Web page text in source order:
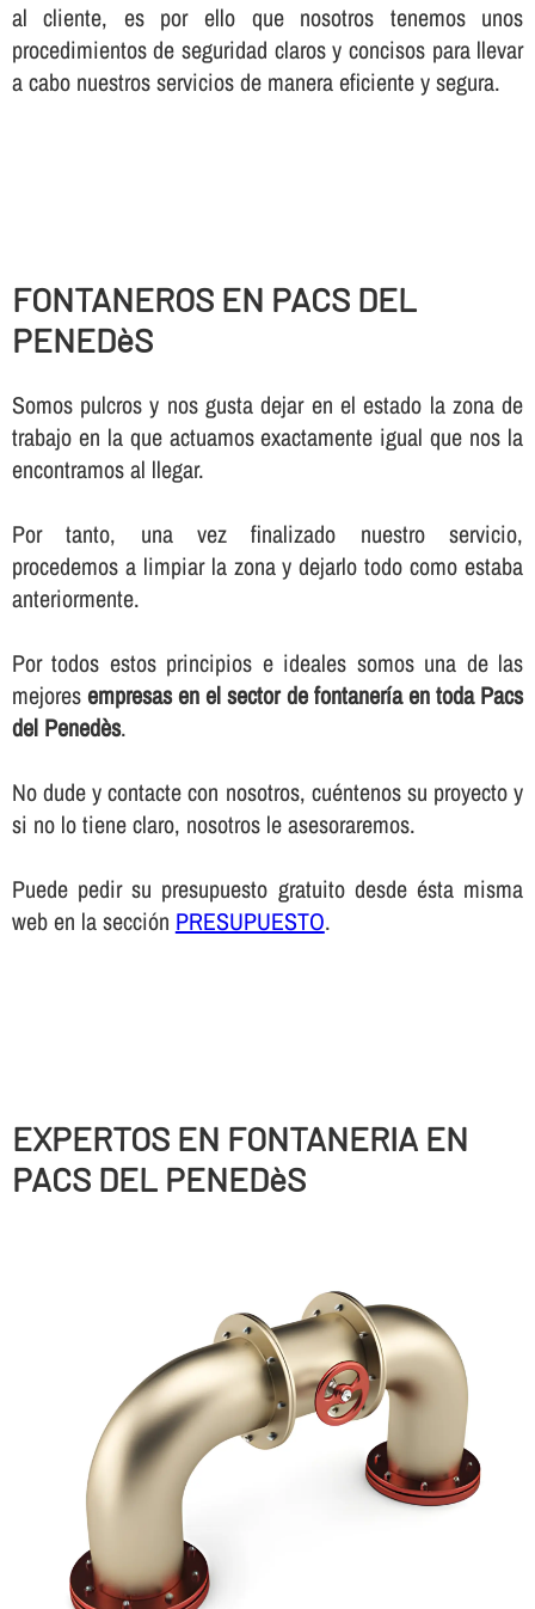
al cliente, es por ello que nosotros tenemos unos
procedimientos de seguridad claros y concisos para llevar
a cabo nuestros servicios de manera eficiente y segura.
FONTANEROS EN PACS DEL
PENEDèS
Somos pulcros y nos gusta dejar en el estado la zona de
trabajo en la que actuamos exactamente igual que nos la
encontramos al llegar.
Por tanto, una vez finalizado nuestro servicio,
procedemos a limpiar la zona y dejarlo todo como estaba
anteriormente.
Por todos estos principios e ideales somos una de las
mejoresempresas en el sector de fontanerí­a en toda Pacs
del Penedès.
No dude y contacte con nosotros, cuéntenos su proyecto y
si no lo tiene claro, nosotros le asesoraremos.
Puede pedir su presupuesto gratuito desde ésta misma
web en la sección PRESUPUESTO.
EXPERTOS EN FONTANERIA EN
PACS DEL PENEDèS